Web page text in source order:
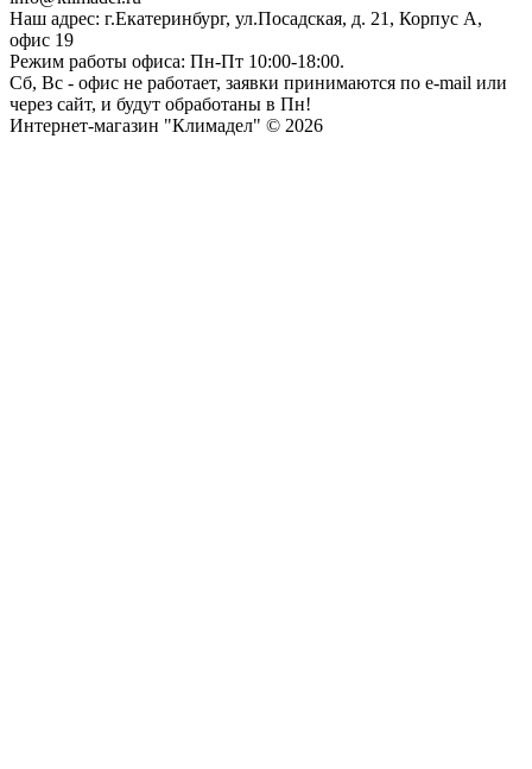
Наш адрес: г.Екатеринбург, ул.Посадская, д. 21, Корпус А,
офис 19
Режим работы офиса: Пн-Пт 10:00-18:00.
Сб, Вс - офис не работает, заявки принимаются по e-mail или
через сайт, и будут обработаны в Пн!
Интернет-магазин "Климадел" © 2026